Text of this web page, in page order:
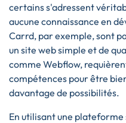
certains s'adressent
aucune connaissance en
Carrd, par exemple, sont
un site web simple et de
comme Webflow,
compétences pour être
davantage de possibilités.
En utilisant une